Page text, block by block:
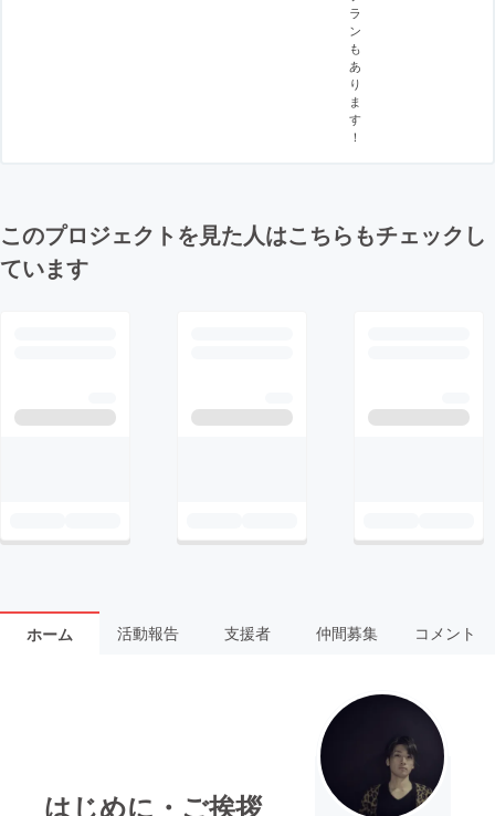
ラ
ン
も
あ
り
ま
す
！
このプロジェクトを見た人はこちらもチェックし
ています
ホーム 活動報告 支援者 仲間募集 コメント
はじめに・ご挨拶